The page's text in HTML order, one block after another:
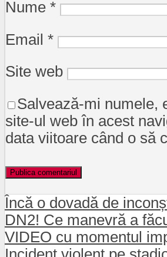
Nume *
Email *
Site web
Salvează-mi numele,
site-ul web în acest
data viitoare când o să
Încă o dovadă de
DN2! Ce manevră a
VIDEO cu momentul